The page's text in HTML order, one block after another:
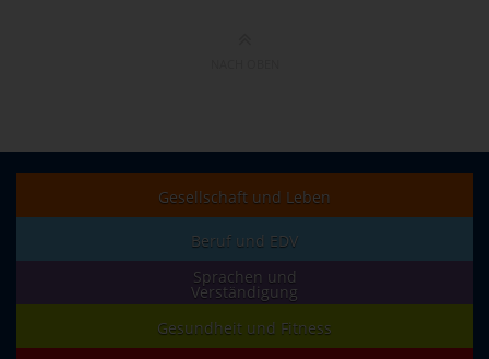
Gesellschaft und Leben
Beruf und EDV
Sprachen und
Verständigung
Gesundheit und Fitness